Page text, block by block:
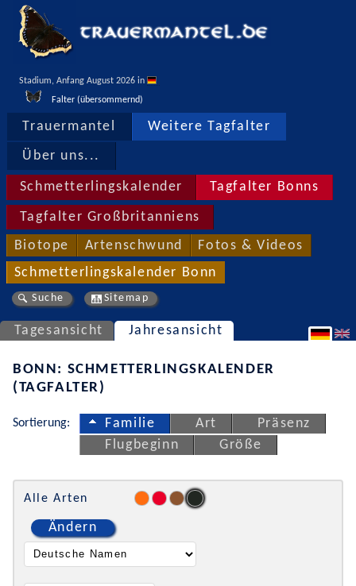
Stadium, Anfang August 2026 in
Falter (übersommernd)
Trauermantel Weitere Tagfalter
Über uns...
Schmetterlingskalender Tagfalter Bonns
Tagfalter Großbritanniens
Biotope Artenschwund Fotos & Videos
Schmetterlingskalender Bonn
Suche Sitemap
Tagesansicht Jahresansicht
BONN: SCHMETTERLINGSKALENDER
(TAGFALTER)
Sortierung: Familie Art
Präsenz
Flugbeginn
Größe
Alle Arten
Ändern